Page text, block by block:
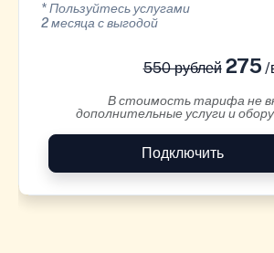
* Пользуйтесь услугами
2 месяца с выгодой
550 рублей275 /
В стоимость тарифа не
дополнительные услуги и
Подключить